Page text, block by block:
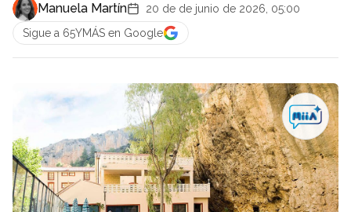
Manuela Martín
20 de de junio de 2026, 05:00
Sigue a 65YMÁS en Google